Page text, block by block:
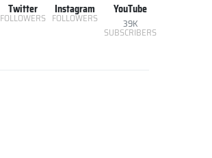
Twitter
FOLLOWERS
Instagram
FOLLOWERS
YouTube
39K
SUBSCRIBERS